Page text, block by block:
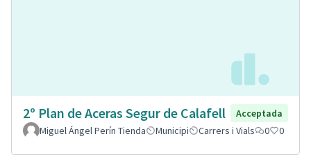
2º Plan de Aceras Segur de Calafell
Acceptada
Miguel Ángel Perín Tienda
Municipi Carrers i Vials 0 0